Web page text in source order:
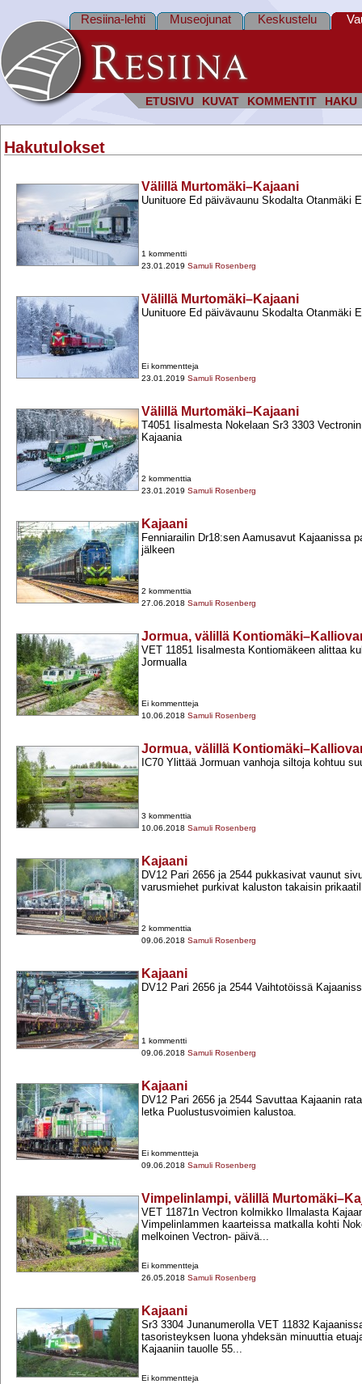
ETUSIVU KUVAT KOMMENTIT HAKU
Resiina-lehti Museojunat Keskustelu
Hakutulokset
Välillä Murtomäki–Kajaani
Uunituore Ed päivävaunu Skodalta Otanmäki
1 kommentti
23.01.2019 Samuli Rosenberg
Välillä Murtomäki–Kajaani
Uunituore Ed päivävaunu Skodalta Otanmäki
Ei kommentteja
23.01.2019 Samuli Rosenberg
Välillä Murtomäki–Kajaani
T4051 Iisalmesta Nokelaan Sr3 3303
Kajaania
2 kommenttia
23.01.2019 Samuli Rosenberg
Kajaani
Fenniarailin Dr18:sen Aamusavut Kajaanissa
jälkeen
2 kommenttia
27.06.2018 Samuli Rosenberg
Jormua, välillä
VET 11851 Iisalmesta Kontiomäkeen alittaa
Jormualla
Ei kommentteja
10.06.2018 Samuli Rosenberg
Jormua, välillä
IC70 Ylittää Jormuan vanhoja siltoja kohtuu
3 kommenttia
10.06.2018 Samuli Rosenberg
Kajaani
DV12 Pari 2656 ja 2544 pukkasivat vaunut
varusmiehet purkivat kaluston takaisin
2 kommenttia
09.06.2018 Samuli Rosenberg
Kajaani
DV12 Pari 2656 ja 2544 Vaihtotöissä
1 kommentti
09.06.2018 Samuli Rosenberg
Kajaani
DV12 Pari 2656 ja 2544 Savuttaa Kajaanin
letka Puolustusvoimien kalustoa.
Ei kommentteja
09.06.2018 Samuli Rosenberg
Vimpelinlampi, välillä
VET 11871n Vectron kolmikko Ilmalasta
Vimpelinlammen kaarteissa matkalla kohti
melkoinen Vectron-​ päivä...
Ei kommentteja
26.05.2018 Samuli Rosenberg
Kajaani
Sr3 3304 Junanumerolla VET 11832
tasoristeyksen luona yhdeksän minuuttia
Kajaaniin tauolle 55...
Ei kommentteja